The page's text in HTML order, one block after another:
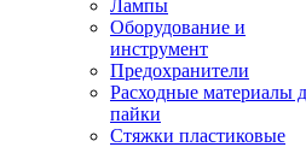
Лампы
Оборудование и
инструмент
Предохранители
Расходные материалы
пайки
Стяжки пластиковые